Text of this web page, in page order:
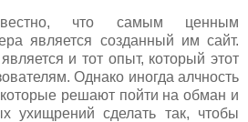
что самым ценным
является созданный им сайт.
и тот опыт, который этот
Однако иногда алчность
решают пойти на обман и
ухищрений сделать так, чтобы